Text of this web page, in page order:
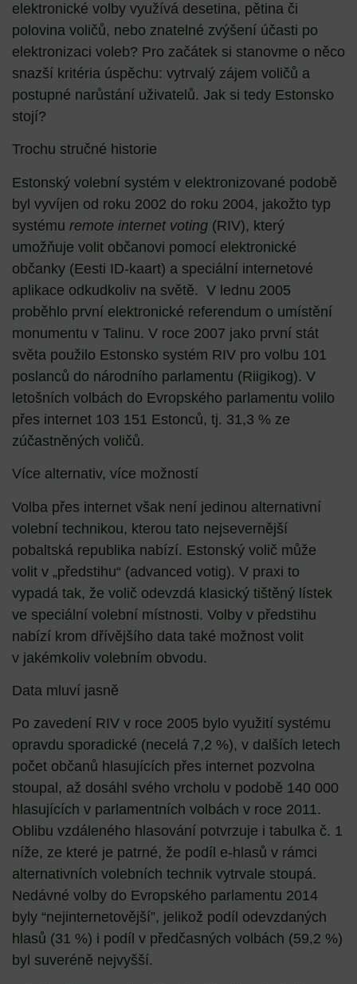
elektronické volby využívá desetina, pětina či
polovina voličů, nebo znatelné zvýšení účasti po
elektronizaci voleb? Pro začátek si stanovme o něco
snazší kritéria úspěchu: vytrvalý zájem voličů a
postupné narůstání uživatelů. Jak si tedy Estonsko
stojí?
Trochu stručné historie
Estonský volební systém v elektronizované podobě
byl vyvíjen od roku 2002 do roku 2004, jakožto typ
systému remote internet voting (RIV), který
umožňuje volit občanovi pomocí elektronické
občanky (Eesti ID-kaart) a speciální internetové
aplikace odkudkoliv na světě. V lednu 2005
proběhlo první elektronické referendum o umístění
monumentu v Talinu. V roce 2007 jako první stát
světa použilo Estonsko systém RIV pro volbu 101
poslanců do národního parlamentu (Riigikog). V
letošních volbách do Evropského parlamentu volilo
přes internet 103 151 Estonců, tj. 31,3 % ze
zúčastněných voličů.
Více alternativ, více možností
Volba přes internet však není jedinou alternativní
volební technikou, kterou tato nejsevernější
pobaltská republika nabízí. Estonský volič může
volit v „předstihu“ (advanced votig). V praxi to
vypadá tak, že volič odevzdá klasický tištěný lístek
ve speciální volební místnosti. Volby v předstihu
nabízí krom dřívějšího data také možnost volit
v jakémkoliv volebním obvodu.
Data mluví jasně
Po zavedení RIV v roce 2005 bylo využití systému
opravdu sporadické (necelá 7,2 %), v dalších letech
počet občanů hlasujících přes internet pozvolna
stoupal, až dosáhl svého vrcholu v podobě 140 000
hlasujících v parlamentních volbách v roce 2011.
Oblibu vzdáleného hlasování potvrzuje i tabulka č. 1
níže, ze které je patrné, že podíl e-hlasů v rámci
alternativních volebních technik vytrvale stoupá.
Nedávné volby do Evropského parlamentu 2014
byly “nejinternetovější”, jelikož podíl odevzdaných
hlasů (31 %) i podíl v předčasných volbách (59,2 %)
byl suveréně nejvyšší.